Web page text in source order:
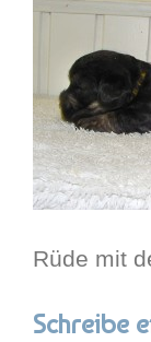
Rüde mit
Schreibe